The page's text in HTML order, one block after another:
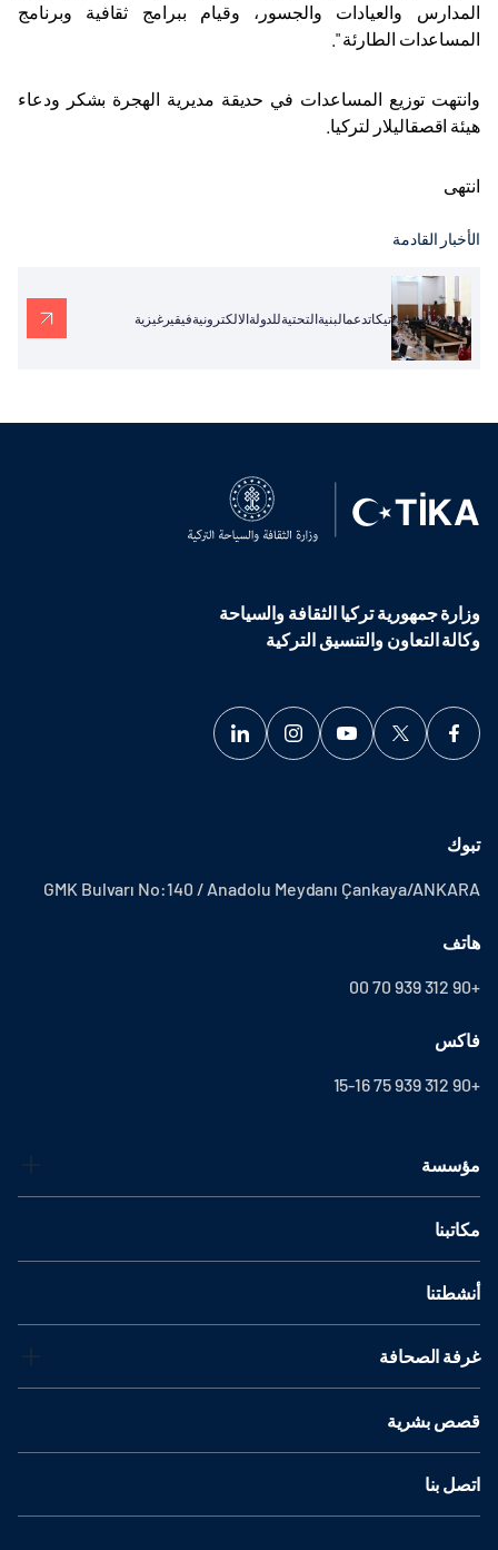
المدارس والعيادات والجسور، وقيام ببرامج ثقافية وبرنامج
المساعدات الطارئة ".
وانتهت توزيع المساعدات في حديقة مديرية الهجرة بشكر ودعاء
هيئة اقصقاليلار لتركيا.
انتهى
الأخبار القادمة
تيكاتدعمالبنيةالتحتيةللدولةالالكترونيةفيقيرغيزية
وزارة جمهورية تركيا الثقافة والسياحة
وكالة التعاون والتنسيق التركية
تبوك
GMK Bulvarı No:140 / Anadolu Meydanı Çankaya/ANKARA
هاتف
+90 312 939 70 00
فاكس
+90 312 939 75 15-16
مؤسسة
مكاتبنا
أنشطتنا
غرفة الصحافة
قصص بشرية
اتصل بنا